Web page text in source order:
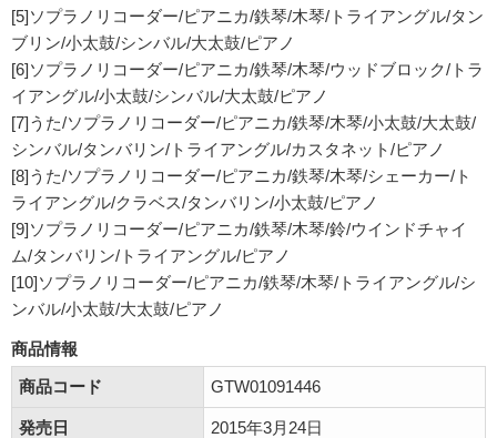
[5]ソプラノリコーダー/ピアニカ/鉄琴/木琴/トライアングル/タン
ブリン/小太鼓/シンバル/大太鼓/ピアノ
[6]ソプラノリコーダー/ピアニカ/鉄琴/木琴/ウッドブロック/トラ
イアングル/小太鼓/シンバル/大太鼓/ピアノ
[7]うた/ソプラノリコーダー/ピアニカ/鉄琴/木琴/小太鼓/大太鼓/
シンバル/タンバリン/トライアングル/カスタネット/ピアノ
[8]うた/ソプラノリコーダー/ピアニカ/鉄琴/木琴/シェーカー/ト
ライアングル/クラベス/タンバリン/小太鼓/ピアノ
[9]ソプラノリコーダー/ピアニカ/鉄琴/木琴/鈴/ウインドチャイ
ム/タンバリン/トライアングル/ピアノ
[10]ソプラノリコーダー/ピアニカ/鉄琴/木琴/トライアングル/シ
ンバル/小太鼓/大太鼓/ピアノ
商品情報
商品コード
GTW01091446
発売日 2015年3月24日